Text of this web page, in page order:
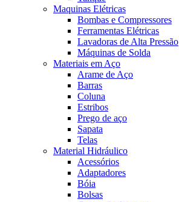
Maquinas Elétricas
Bombas e Compressores
Ferramentas Elétricas
Lavadoras de Alta Pressão
Máquinas de Solda
Materiais em Aço
Arame de Aço
Barras
Coluna
Estribos
Prego de aço
Sapata
Telas
Material Hidráulico
Acessórios
Adaptadores
Bóia
Bolsas